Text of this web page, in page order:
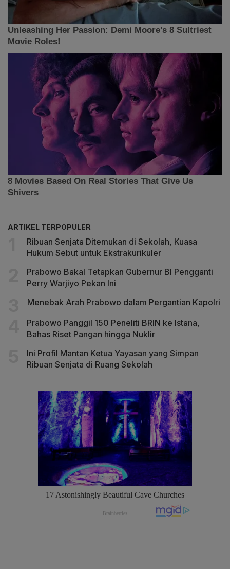
ARTIKEL TERPOPULER
Ribuan Senjata Ditemukan di Sekolah, Kuasa
Hukum Sebut untuk Ekstrakurikuler
Prabowo Bakal Tetapkan Gubernur BI Pengganti
Perry Warjiyo Pekan Ini
Menebak Arah Prabowo dalam Pergantian Kapolri
Prabowo Panggil 150 Peneliti BRIN ke Istana,
Bahas Riset Pangan hingga Nuklir
Ini Profil Mantan Ketua Yayasan yang Simpan
Ribuan Senjata di Ruang Sekolah